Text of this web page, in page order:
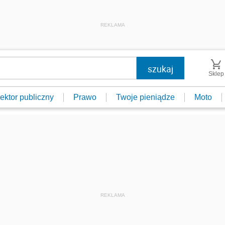
REKLAMA
Sklep
publiczny Prawo Twoje pieniądze Moto